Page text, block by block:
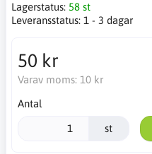
Lagerstatus: 58 st
Leveransstatus: 1 - 3 dagar
50 kr
Varav moms: 10 kr
Antal
st